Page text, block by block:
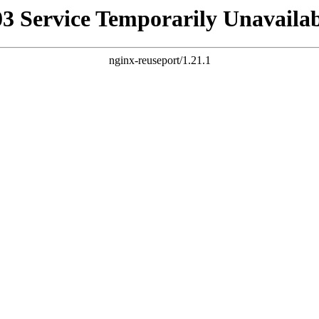
Service Temporarily
nginx-reuseport/1.21.1